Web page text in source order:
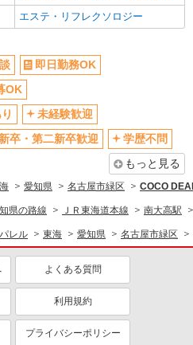
エステ・リフレクソロジー
即日勤務OK
OK
未経験歓迎
新卒・第二新卒歓迎
学歴不問
もっと見る
愛知県 名古屋市緑区 COCO
県の路線 ＪＲ東海道本線 南大高駅
レル 東海 愛知県 名古屋市緑区
よくある質問
利用規約
プライバシーポリシー